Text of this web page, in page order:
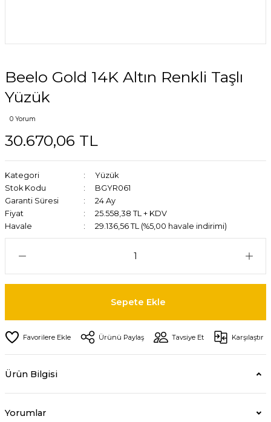
Beelo Gold 14K Altın Renkli Taşlı
Yüzük
0 Yorum
30.670,06 TL
Kategori
Yüzük
Stok Kodu
BGYR061
Garanti Süresi
24 Ay
Fiyat
25.558,38 TL + KDV
Havale
29.136,56 TL (%5,00 havale indirimi)
Sepete Ekle
Ürünü Paylaş Tavsiye Et Karşılaştır
Ürün Bilgisi
Yorumlar